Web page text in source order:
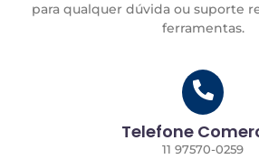
para qualquer dúvida ou suporte
ferramentas.
Telefone
11 97570-0259